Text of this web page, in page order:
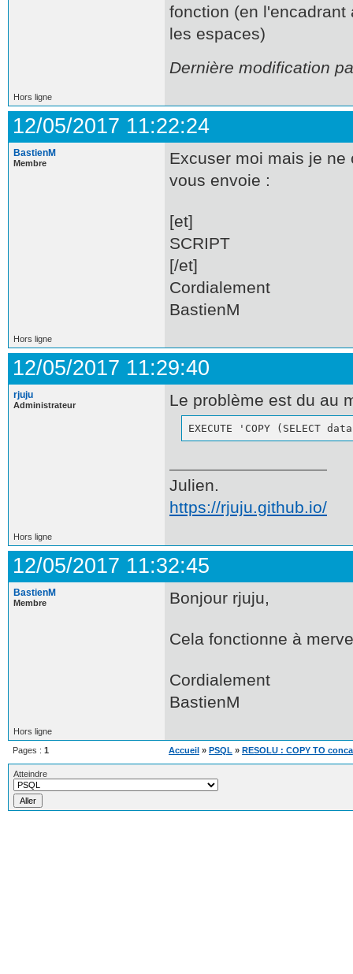
fonction (en
les espaces)
Dernière modification
Hors ligne
12/05/2017 11:22:24
BastienM
Membre
Excuser moi mais je
vous envoie :
[et]
SCRIPT
[/et]
Cordialement
BastienM
Hors ligne
12/05/2017 11:29:40
rjuju
Administrateur Le problème est du au
EXECUTE 'COPY
Julien.
https://rjuju.github.io/
Hors ligne
12/05/2017 11:32:45
BastienM
Membre Bonjour rjuju,
Cela fonctionne à
Cordialement
BastienM
Hors ligne
Pages : 1 Accueil » PSQL » RESOLU : COPY TO
Atteindre